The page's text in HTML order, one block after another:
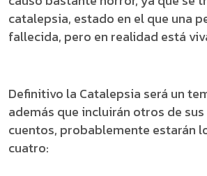
catalepsia, estado en el que una
fallecida, pero en realidad está
Definitivo la Catalepsia será un
además que incluirán otros de
cuentos, probablemente estarán
cuatro: